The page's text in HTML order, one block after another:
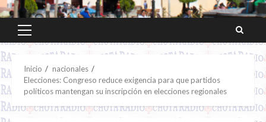
Menú
principal
Inicio
nacionales
Elecciones: Congreso reduce exigencia para que partidos
políticos mantengan su inscripción en elecciones regionales